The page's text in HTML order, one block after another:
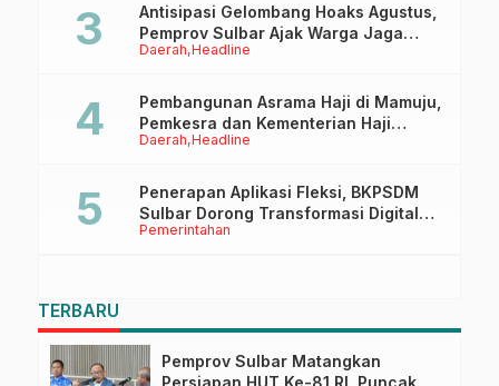
Daerah Headline
Antisipasi Gelombang Hoaks Agustus,
Pemprov Sulbar Ajak Warga Jaga
Ruang Digital
Daerah Headline
Pembangunan Asrama Haji di Mamuju,
Pemkesra dan Kementerian Haji
Sulbar Tinjau Lokasi
Pemerintahan
Penerapan Aplikasi Fleksi, BKPSDM
Sulbar Dorong Transformasi Digital
Sistem Kehadiran ASN
TERBARU
Pemprov Sulbar Matangkan
Persiapan HUT Ke-81 RI, Puncak